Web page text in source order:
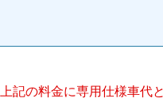
記の料金に専用仕様車代